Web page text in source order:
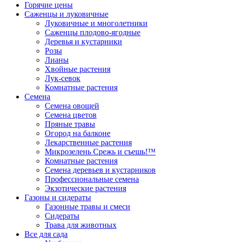
Горячие цены
Саженцы и луковичные
Луковичные и многолетники
Саженцы плодово-ягодные
Деревья и кустарники
Розы
Лианы
Хвойные растения
Лук-севок
Комнатные растения
Семена
Семена овощей
Семена цветов
Пряные травы
Огород на балконе
Лекарственные растения
Микрозелень Срежь и съешь!™
Комнатные растения
Семена деревьев и кустарников
Профессиональные семена
Экзотические растения
Газоны и сидераты
Газонные травы и смеси
Сидераты
Трава для животных
Все для сада